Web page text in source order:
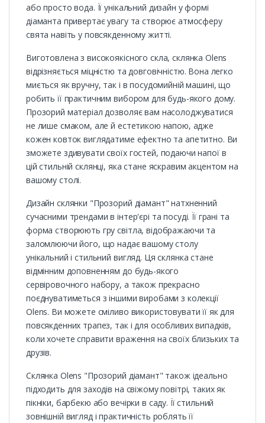
або просто вода. Її унікальний дизайн у формі
діаманта привертає увагу та створює атмосферу
свята навіть у повсякденному житті.
Виготовлена з високоякісного скла, склянка Olens
відрізняється міцністю та довговічністю. Вона легко
миється як вручну, так і в посудомийній машині, що
робить її практичним вибором для будь-якого дому.
Прозорий матеріал дозволяє вам насолоджуватися
не лише смаком, але й естетикою напою, адже
кожен ковток виглядатиме ефектно та апетитно. Ви
зможете здивувати своїх гостей, подаючи напої в
цій стильній склянці, яка стане яскравим акцентом на
вашому столі.
Дизайн склянки "Прозорий діамант" натхненний
сучасними трендами в інтер'єрі та посуді. Її грані та
форма створюють гру світла, відображаючи та
заломлюючи його, що надає вашому столу
унікальний і стильний вигляд. Ця склянка стане
відмінним доповненням до будь-якого
сервіровочного набору, а також прекрасно
поєднуватиметься з іншими виробами з колекції
Olens. Ви можете сміливо використовувати її як для
повсякденних трапез, так і для особливих випадків,
коли хочете справити враження на своїх близьких та
друзів.
Склянка Olens "Прозорий діамант" також ідеально
підходить для заходів на свіжому повітрі, таких як
пікніки, барбекю або вечірки в саду. Її стильний
зовнішній вигляд і практичність роблять її